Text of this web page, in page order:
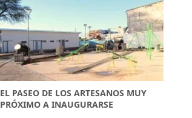
EL PASEO DE LOS ARTESANOS MUY
PRÓXIMO A INAUGURARSE